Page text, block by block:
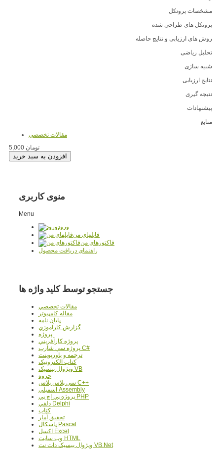
مشخصات پروتکل
پروتکل های طراحی شده
روش های ارزیابی و نتایج حاصله
تحلیل ریاضی
شبیه سازی
نتایج ارزیابی
نتیجه گیری
پیشنهادات
منابع
مقالات تخصصي
5,000 تومان
منوی کاربری
Menu
ورود
فایلهای من
فاکتورهای من
راهنمای دریافت محصول
جستجو توسط کلید واژه ها
مقالات تخصصي
مقاله کامپیوتر
پایان نامه
گزارش کارآموزي
پروژه
پروژه کارآفريني
پروژه سي شارپ C#
ترجمه و پاورپوينت
کتاب الکترونيک
ويژوال بيسيک VB
جزوه
سي پلاس پلاس C++
اسمبلي Assembly
پروژه پي اچ پي PHP
دلفي Delphi
کتاب
تحقيق آمار
پاسکال Pascal
اکسل Excel
وب سايت HTML
ويژوال بيسيک دات نت VB.Net